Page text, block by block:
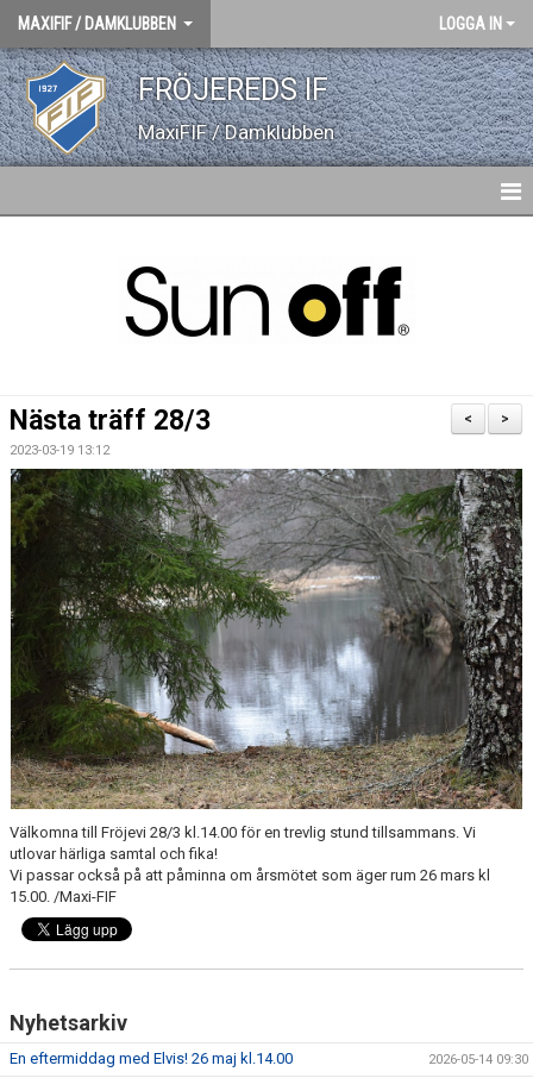
MAXIFIF / DAMKLUBBEN LOGGA IN
FRÖJEREDS IF
MaxiFIF / Damklubben
DOKUMENT
KONTAKT
>
<
Nästa träff 28/3
2023-03-19 13:12
Välkomna till Fröjevi 28/3 kl.14.00 för en trevlig stund tillsammans. Vi
utlovar härliga samtal och fika!
Vi passar också på att påminna om årsmötet som äger rum 26 mars kl
15.00. /Maxi-FIF
Nyhetsarkiv
En eftermiddag med Elvis! 26 maj kl.14.00 2026-05-14 09:30